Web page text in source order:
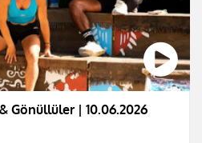
Gönüllüler | 10.06.2026